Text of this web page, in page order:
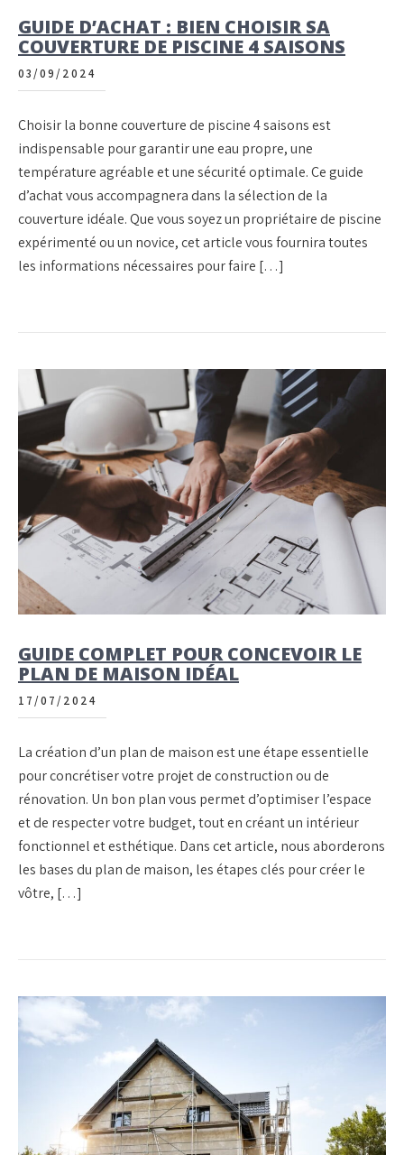
GUIDE D’ACHAT : BIEN CHOISIR SA
COUVERTURE DE PISCINE 4 SAISONS
03/09/2024
Choisir la bonne couverture de piscine 4 saisons est
indispensable pour garantir une eau propre, une
température agréable et une sécurité optimale. Ce guide
d’achat vous accompagnera dans la sélection de la
couverture idéale. Que vous soyez un propriétaire de piscine
expérimenté ou un novice, cet article vous fournira toutes
les informations nécessaires pour faire […]
GUIDE COMPLET POUR CONCEVOIR LE
PLAN DE MAISON IDÉAL
17/07/2024
La création d’un plan de maison est une étape essentielle
pour concrétiser votre projet de construction ou de
rénovation. Un bon plan vous permet d’optimiser l’espace
et de respecter votre budget, tout en créant un intérieur
fonctionnel et esthétique. Dans cet article, nous aborderons
les bases du plan de maison, les étapes clés pour créer le
vôtre, […]